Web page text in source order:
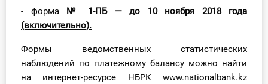
- форма № 1-ПБ — до 10 ноября 2018 года
(включительно).
Формы ведомственных статистических
наблюдений по платежному балансу можно найти
на интернет-ресурсе НБРК www.nationalbank.kz